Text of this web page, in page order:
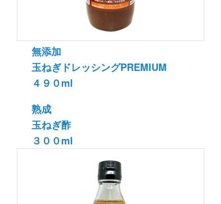
無添加
玉ねぎドレッシングPREMIUM
４９０ml
熟成
玉ねぎ酢
３００ml